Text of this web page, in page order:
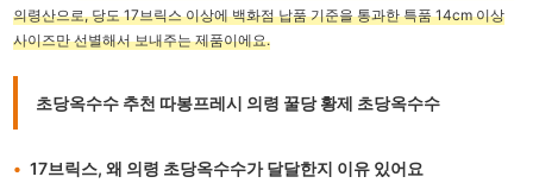
의령산으로, 당도 17브릭스 이상에 백화점 납품 기준을 통과한 특품 14cm 이상
사이즈만 선별해서 보내주는 제품이에요.
초당옥수수 추천 따봉프레시 의령 꿀당 황제 초당옥수수
17브릭스, 왜 의령 초당옥수수가 달달한지 이유 있어요